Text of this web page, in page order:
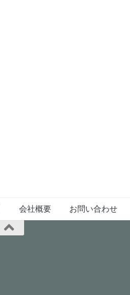
会社概要 お問い合わせ